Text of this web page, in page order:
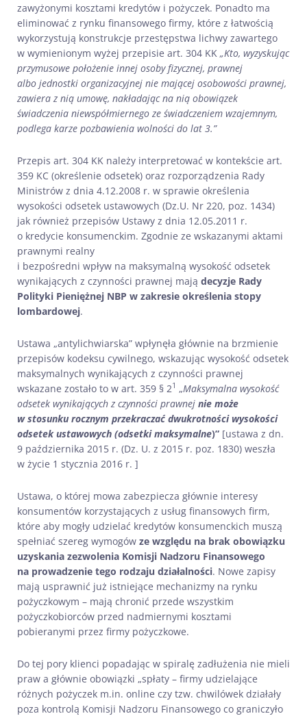
zawyżonymi kosztami kredytów i pożyczek. Ponadto ma
eliminować z rynku finansowego firmy, które z łatwością
wykorzystują konstrukcje przestępstwa lichwy zawartego
w wymienionym wyżej przepisie art. 304 KK „Kto, wyzyskując
przymusowe położenie innej osoby fizycznej, prawnej
albo jednostki organizacyjnej nie mającej osobowości prawnej,
zawiera z nią umowę, nakładając na nią obowiązek
świadczenia niewspółmiernego ze świadczeniem wzajemnym,
podlega karze pozbawienia wolności do lat 3.”
Przepis art. 304 KK należy interpretować w kontekście art.
359 KC (określenie odsetek) oraz rozporządzenia Rady
Ministrów z dnia 4.12.2008 r. w sprawie określenia
wysokości odsetek ustawowych (Dz.U. Nr 220, poz. 1434)
jak również przepisów Ustawy z dnia 12.05.2011 r.
o kredycie konsumenckim. Zgodnie ze wskazanymi aktami
prawnymi realny
i bezpośredni wpływ na maksymalną wysokość odsetek
wynikających z czynności prawnej mają decyzje Rady
Polityki Pieniężnej NBP w zakresie określenia stopy
lombardowej.
Ustawa „antylichwiarska” wpłynęła głównie na brzmienie
przepisów kodeksu cywilnego, wskazując wysokość odsetek
maksymalnych wynikających z czynności prawnej
wskazane zostało to w art. 359 § 21 „Maksymalna wysokość
odsetek wynikających z czynności prawnej nie może
w stosunku rocznym przekraczać dwukrotności wysokości
odsetek ustawowych (odsetki maksymalne)” [ustawa z dn.
9 października 2015 r. (Dz. U. z 2015 r. poz. 1830) weszła
w życie 1 stycznia 2016 r. ]
Ustawa, o której mowa zabezpiecza głównie interesy
konsumentów korzystających z usług finansowych firm,
które aby mogły udzielać kredytów konsumenckich muszą
spełniać szereg wymogów ze względu na brak obowiązku
uzyskania zezwolenia Komisji Nadzoru Finansowego
na prowadzenie tego rodzaju działalności. Nowe zapisy
mają usprawnić już istniejące mechanizmy na rynku
pożyczkowym – mają chronić przede wszystkim
pożyczkobiorców przed nadmiernymi kosztami
pobieranymi przez firmy pożyczkowe.
Do tej pory klienci popadając w spiralę zadłużenia nie mieli
praw a głównie obowiązki „spłaty – firmy udzielające
różnych pożyczek m.in. online czy tzw. chwilówek działały
poza kontrolą Komisji Nadzoru Finansowego co graniczyło